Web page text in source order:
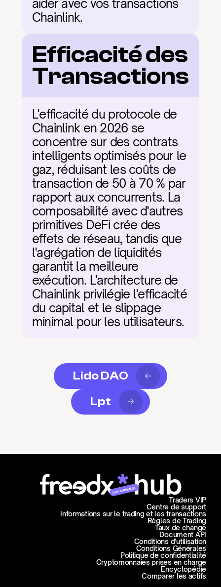
aider avec vos transactions
Chainlink.
Efficacité des
Transactions
L'efficacité du protocole de
Chainlink en 2026 se
concentre sur des contrats
intelligents optimisés pour le
gaz, réduisant les coûts de
transaction de 50 à 70 % par
rapport aux concurrents. La
composabilité avec d'autres
primitives DeFi crée des
effets de réseau, tandis que
l'agrégation de liquidités
garantit la meilleure
exécution. L'architecture de
Chainlink privilégie l'efficacité
du capital et le slippage
minimal pour les utilisateurs.
Lido DAO
Lpt
Join campaign
Centre de support
Informations sur le trading et les transactions
Traders VIP
Règles de Trading
Taux de change
Document API
Conditions d'utilisation
Conditions Générales
Politique de confidentialité
Cryptomonnaies prises en charge
Encyclopédie
Comparer les actifs